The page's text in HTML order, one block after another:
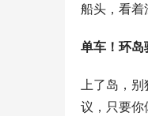
船头，看
单车！环岛
上了岛，别
议，只要你